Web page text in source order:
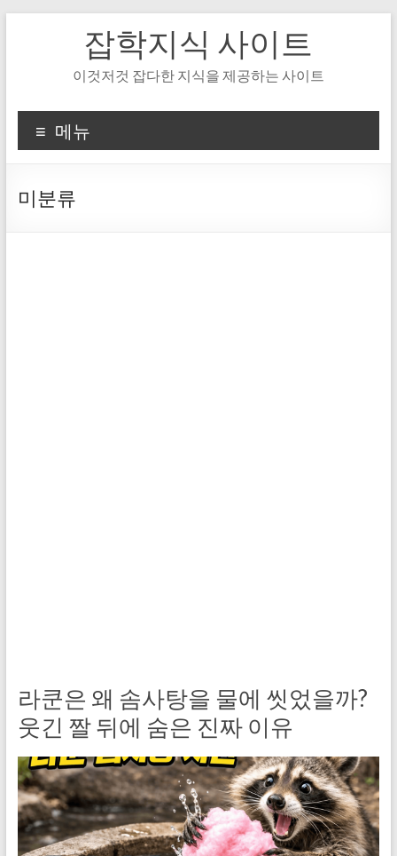
잡학지식 사이트
이것저것 잡다한 지식을 제공하는 사이트
메뉴
미분류
라쿤은 왜 솜사탕을 물에 씻었을까?
웃긴 짤 뒤에 숨은 진짜 이유